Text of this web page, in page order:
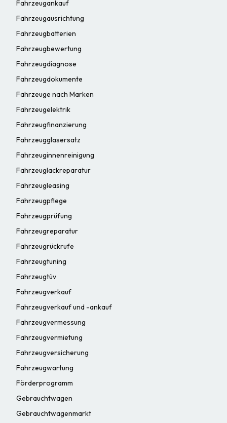
Fahrzeugankauf
Fahrzeugausrichtung
Fahrzeugbatterien
Fahrzeugbewertung
Fahrzeugdiagnose
Fahrzeugdokumente
Fahrzeuge nach Marken
Fahrzeugelektrik
Fahrzeugfinanzierung
Fahrzeugglasersatz
Fahrzeuginnenreinigung
Fahrzeuglackreparatur
Fahrzeugleasing
Fahrzeugpflege
Fahrzeugprüfung
Fahrzeugreparatur
Fahrzeugrückrufe
Fahrzeugtuning
Fahrzeugtüv
Fahrzeugverkauf
Fahrzeugverkauf und -ankauf
Fahrzeugvermessung
Fahrzeugvermietung
Fahrzeugversicherung
Fahrzeugwartung
Förderprogramm
Gebrauchtwagen
Gebrauchtwagenmarkt